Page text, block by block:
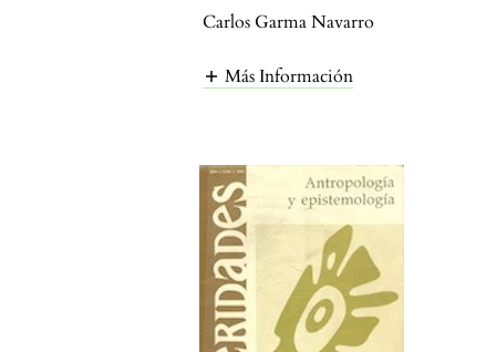
Carlos Garma Navarro
Más Información